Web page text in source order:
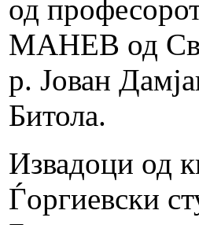
од
МАНЕВ од
р. Јован
Битола.
Извадоци од
Ѓоргиевски